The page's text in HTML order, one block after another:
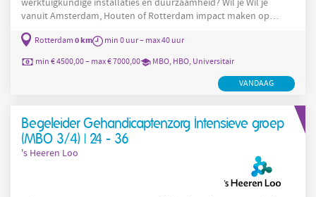
werktuigkundige installaties en duurzaamheid? Wil je Wil je
vanuit Amsterdam, Houten of Rotterdam impact maken op
innovatieve bouwprojecten in Nederland? Dan ben jij misschien
wel de versterking die ons team bij bbn zoekt! Bij bbn hebben we
altijd plek voor gedreven professionals die het beste uit zichzelf
willen halen. Jij krijgt bij ons de ruimte om te ontdekken waar
Rotterdam 0 km
min 0 uur – max 40 uur
min € 4500,00 – max € 7000,00
MBO, HBO, Universitair
VANDAAG
Begeleider Gehandicaptenzorg Intensieve groep
(MBO 3/4) | 24 - 36
's Heeren Loo